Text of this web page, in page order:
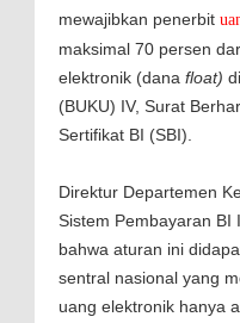
mewajibkan penerbit
maksimal 70 persen
elektronik (dana float)
(BUKU) IV, Surat
Sertifikat BI (SBI).
Direktur Departemen
Sistem Pembayaran BI
bahwa aturan ini
sentral nasional yang
uang elektronik hanya